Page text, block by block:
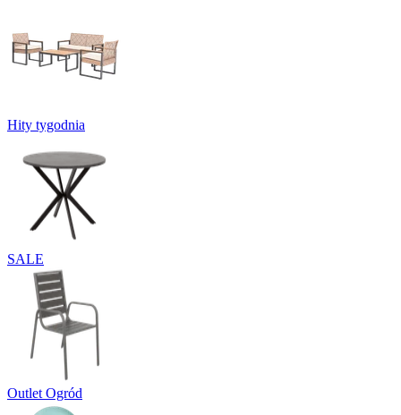
Hity tygodnia
SALE
Outlet Ogród